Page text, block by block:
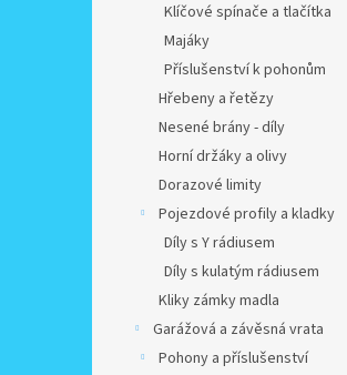
Klíčové spínače a tlačítka
Majáky
Příslušenství k pohonům
Hřebeny a řetězy
Nesené brány - díly
Horní držáky a olivy
Dorazové limity
Pojezdové profily a kladky
Díly s Y rádiusem
Díly s kulatým rádiusem
Kliky zámky madla
Garážová a závěsná vrata
Pohony a příslušenství